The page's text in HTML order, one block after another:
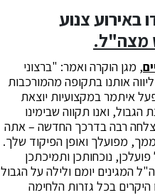
באירוע צנוע
, מגן הוקרה ואמר: "ברצוני
אותנו בתקופה מהמורכבות
איתמר במקצועיות יוצאת
ואנו תקווה שבימינו
רבה בדרכך החדשה – אתה
מפועלך ואופן הפיקוד שלך.
נוכחותכן ותמיכתכן
תודה לכל לוחמי אוג' 80 ולכל לוחמי צה"ל המגינים יומם ולילה על הגבול
היקרים בכל גזרות הלחימה